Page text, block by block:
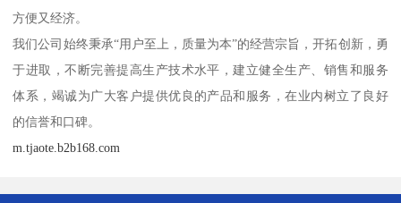
方便又经济。
我们公司始终秉承“用户至上，质量为本”的经营宗旨，开拓创新，勇
于进取，不断完善提高生产技术水平，建立健全生产、销售和服务
体系，竭诚为广大客户提供优良的产品和服务，在业内树立了良好
的信誉和口碑。
m.tjaote.b2b168.com